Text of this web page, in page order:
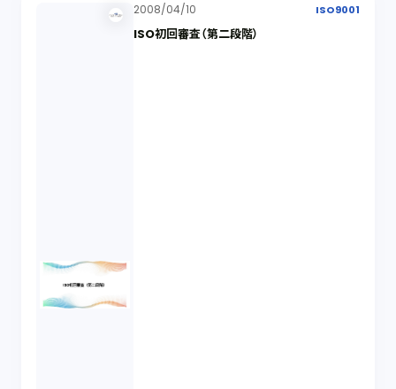
2008/04/10 ISO9001
ISO初回審査（第二段階）